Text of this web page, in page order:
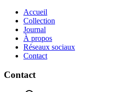
Accueil
Collection
Journal
À propos
Réseaux sociaux
Contact
Contact